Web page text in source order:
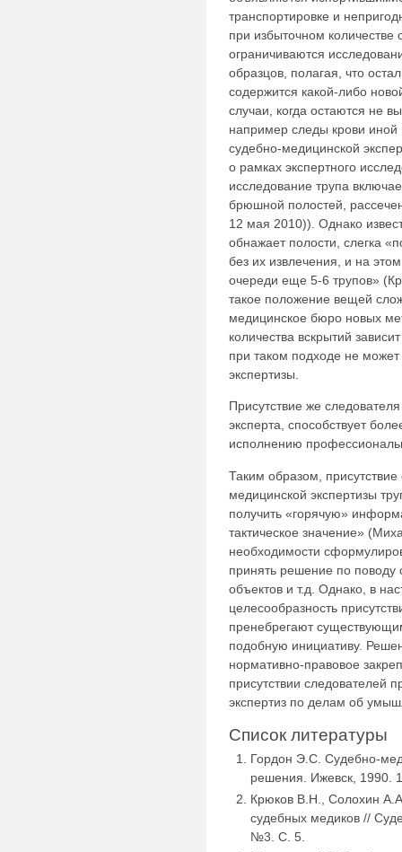
транспортировке и
при избыточном количестве
ограничиваются
образцов, полагая, что
содержится какой-либо
случаи, когда остаются не
например следы крови
судебно-медицинской
о рамках экспертного
исследование трупа
брюшной полостей,
12 мая 2010)). Однако
обнажает полости, слегка
без их извлечения, и на
очереди еще 5-6 трупов»
такое положение вещей
медицинское бюро новых
количества вскрытий
при таком подходе не
экспертизы.
Присутствие же
эксперта, способствует
исполнению
Таким образом,
медицинской экспертизы
получить «горячую»
тактическое значение»
необходимости
принять решение по поводу
объектов и т.д. Однако, в
целесообразность
пренебрегают
подобную инициативу.
нормативно-правовое
присутствии следователей
экспертиз по делам об
Список литературы
Гордон Э.С. Судебно-
решения. Ижевск, 1990.
Крюков В.Н., Солохин
судебных медиков //
№3. С. 5.